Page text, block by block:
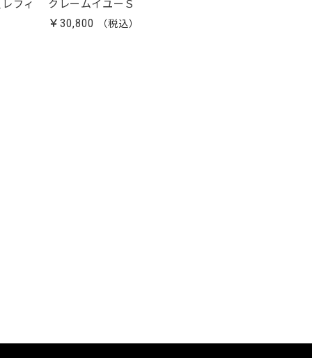
フィ クレームイユーＳ
￥30,800